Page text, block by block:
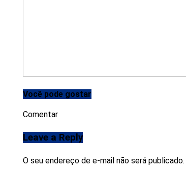
Você pode gostar
Comentar
Leave a Reply
O seu endereço de e-mail não será publicado.